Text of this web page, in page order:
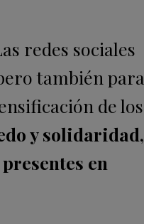
redes sociales
también para
de los
y solidaridad,
en